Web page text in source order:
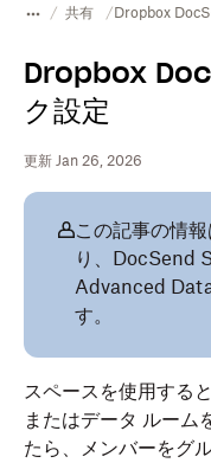
共有 Dropbox
Dropbox
ク設定
更新 Jan 26, 2026
この記事の情
り、DocSend
Advanced
す。
スペースを使用する
またはデータ ルーム
たら、メンバーをグ